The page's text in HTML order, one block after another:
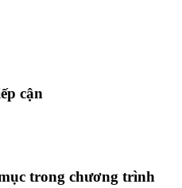
cận
trong chương trình